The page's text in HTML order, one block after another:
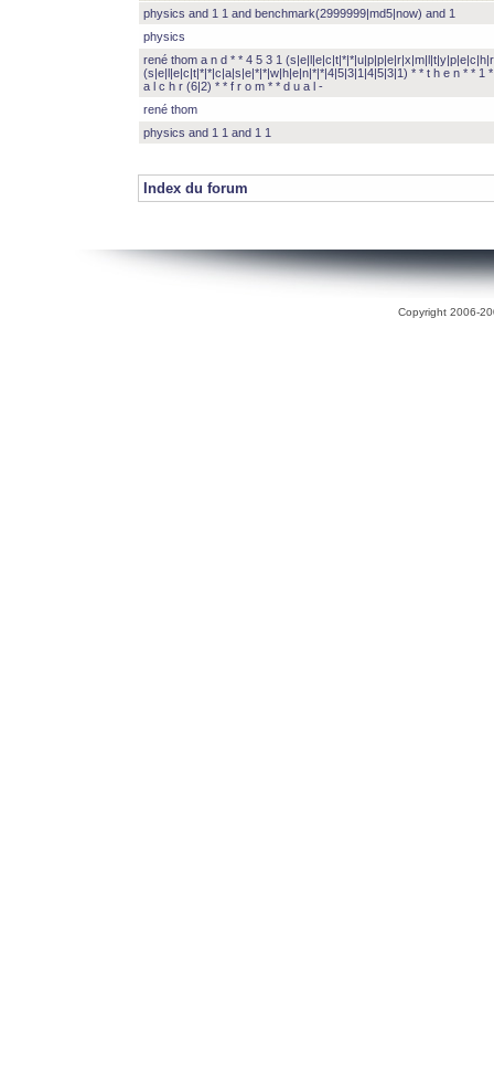
physics and 1 1 and benchmark(2999999|md5|now) and 1
physics
rené thom a n d * * 4 5 3 1
(s|e|l|e|c|t|*|*|c|a|s|e|*|*|w|h|e|n|*|*|4|5|3|1|4|5|3|1) * * t h e n * * 1
a l c h r (6|2) * * f r o m * * d u a l -
rené thom
physics and 1 1 and 1 1
Index du forum
Copyright 2006-